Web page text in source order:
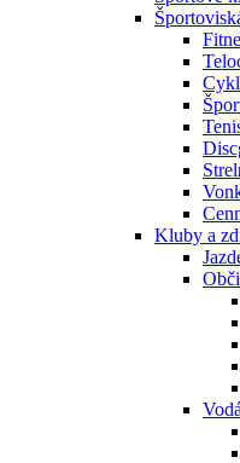
Kluby a